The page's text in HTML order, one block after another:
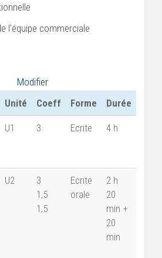
l’équipe commerciale
Modifier
Unité Coeff Forme Durée
U1 3 Ecrite 4 h
U2
3
1,5
1,5
Ecrite
orale
2 h
20
min +
20
min